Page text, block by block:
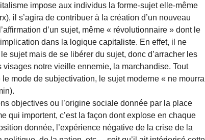
impose aux individus la forme-sujet elle-même
il s’agira de contribuer à la création d’un nouveau
d’un sujet, même « révolutionnaire » dont le
dans la logique capitaliste. En effet, il ne
sujet mais de se libérer du sujet, donc d’arracher les
visages notre vieille ennemie, la marchandise. Tout
mode de subjectivation, le sujet moderne « ne mourra
objectives ou l’origine sociale donnée par la place
qui importent, c’est la façon dont explose en chaque
donnée, l’expérience négative de la crise de la